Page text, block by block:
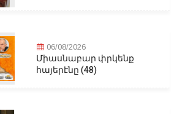
06/08/2026
Միասնաբար փրկենք
հայերէնը (48)